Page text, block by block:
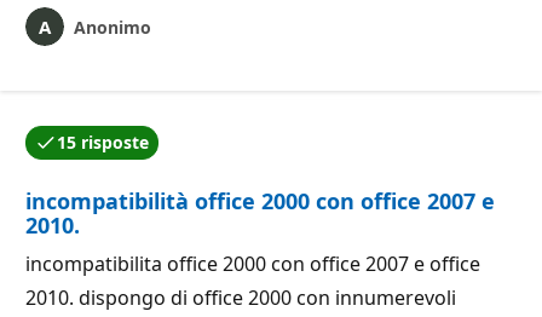
Anonimo
15 risposte
Una delle risposte è stata accettata dall'autore della
incompatibilità office 2000 con office 2007 e
2010.
incompatibilita office 2000 con office 2007 e office
2010. dispongo di office 2000 con innumerevoli